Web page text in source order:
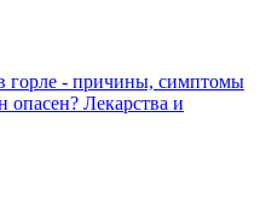
горле - причины, симптомы
опасен? Лекарства и